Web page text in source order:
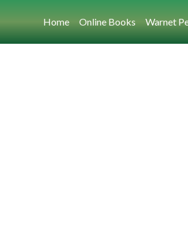
Home Online Books Warnet